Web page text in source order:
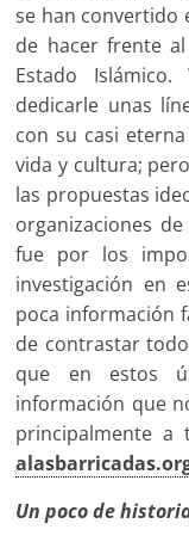
se han convertido
de hacer frente
Estado
dedicarle unas
con su casi
vida y cultura;
las propuestas
organizaciones
fue por los
investigación en
poca información
de contrastar
que en estos
información que
principalmente a
Un poco de